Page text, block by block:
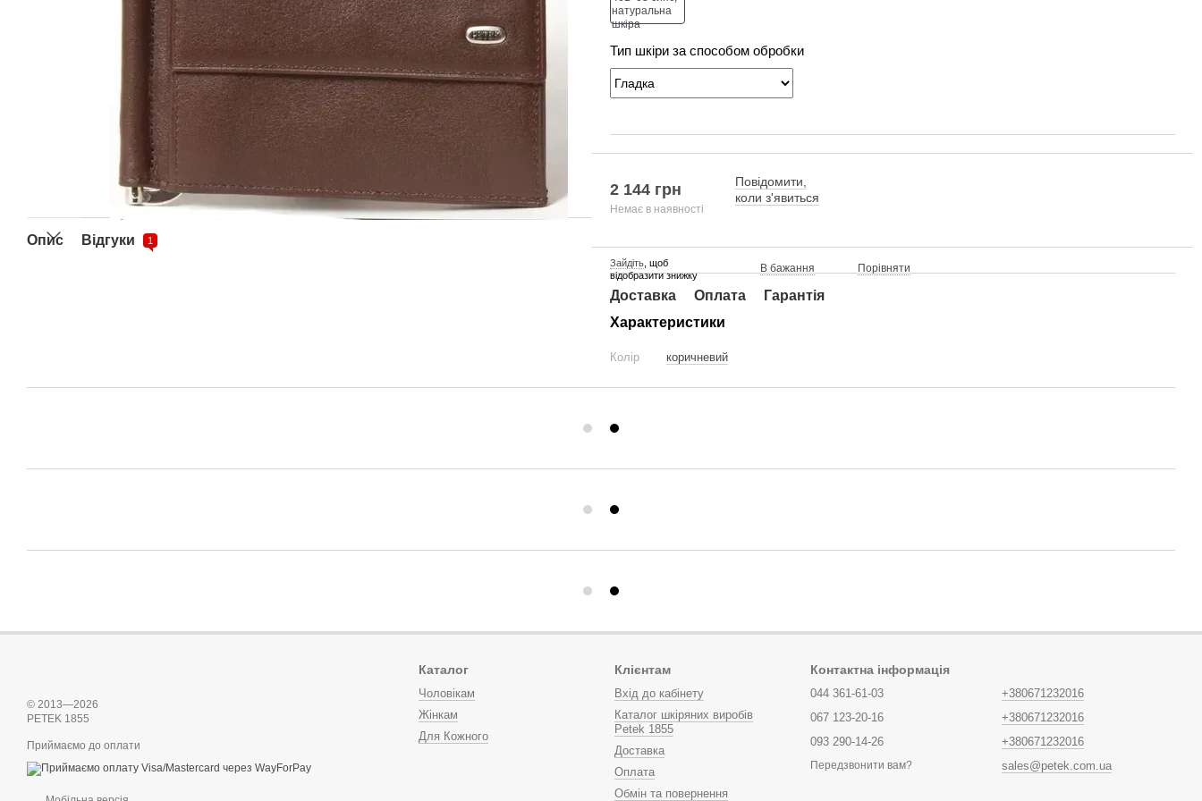
Опис Відгуки 1
Тип шкіри за способом обробки
2 144 грн
Немає в наявності
Повідомити,
коли з'явиться
Зайдіть , щоб
відобразити знижку
В бажання Порівняти
Доставка Оплата
Гарантія
Характеристики
Колір коричневий
© 2013—2026
PETEK 1855
Приймаємо до оплати
Каталог
Чоловікам
Жінкам
Для Кожного
Клієнтам
Вхід до кабінету
Каталог шкіряних виробів
Petek 1855
Доставка
Оплата
Обмін та повернення
Контактна інформація
044 361-61-03
067 123-20-16
093 290-14-26
Передзвонити вам?
+380671232016
+380671232016
+380671232016
sales@petek.com.ua